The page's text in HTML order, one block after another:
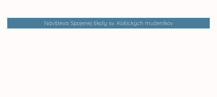
Návšteva Spojenej školy sv. Košických mučeníkov